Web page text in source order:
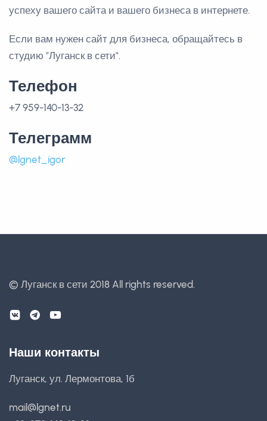
успеху вашего сайта и вашего бизнеса в интернете.
Если вам нужен сайт для бизнеса, обращайтесь в
студию "Луганск в сети".
Телефон
+7 959-140-13-32
Телеграмм
@lgnet_igor
© Луганск в сети 2018 All rights reserved.
Наши контакты
Луганск, ул. Лермонтова, 1б
mail@lgnet.ru